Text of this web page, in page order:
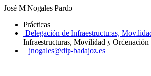
José M Nogales Pardo
Prácticas
Delegación de Infraestructuras,
Infraestructuras, Movilidad y
jnogales@dip-badajoz.es